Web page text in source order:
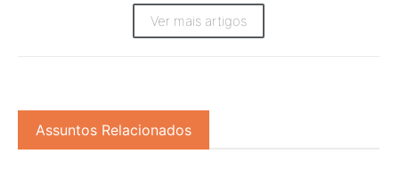
Ver mais artigos
Assuntos Relacionados